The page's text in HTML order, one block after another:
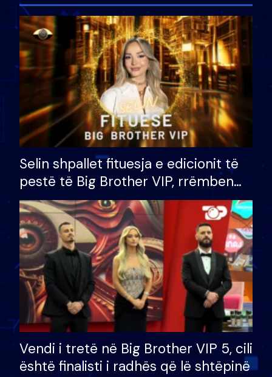
Selin shpallet fituesja e edicionit të
pestë të Big Brother VIP, rrëmben
çmimin e madh prej 100 mijë eurosh
Vendi i tretë në Big Brother VIP 5, cili
është finalisti i radhës që lë shtëpinë